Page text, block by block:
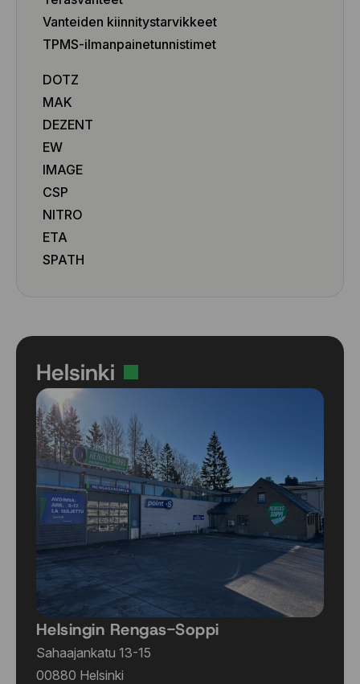
Vanteiden kiinnitystarvikkeet
TPMS-ilmanpainetunnistimet
DOTZ
MAK
DEZENT
EW
IMAGE
CSP
NITRO
ETA
SPATH
Helsinki
Helsingin Rengas-Soppi
Sahaajankatu 13-15
00880 Helsinki